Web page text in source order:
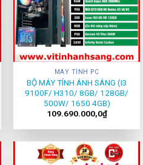
MÁY TÍNH PC
BỘ MÁY TÍNH ÁNH SÁNG (I3
9100F/ H310/ 8GB/ 128GB/
500W/ 1650 4GB)
109.690.000,0₫